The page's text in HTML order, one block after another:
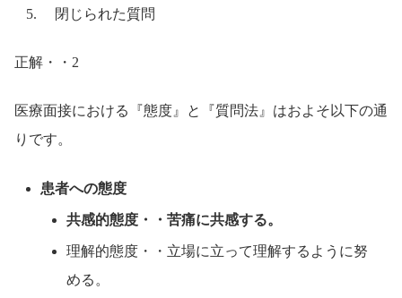
閉じられた質問
正解・・2
医療面接における『態度』と『質問法』はおよそ以下の通
りです。
患者への態度
共感的態度・・苦痛に共感する。
理解的態度・・立場に立って理解するように努
める。